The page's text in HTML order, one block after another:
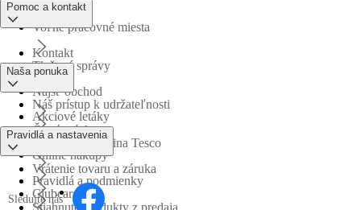
Voľné pracovné miesta
Tlačové správy
Náš prístup k udržateľnosti
Obchodná skupina Tesco
Pomoc a kontakt
Kontakt
Nájsť obchod
Časté otázky
Vrátenie tovaru a záruka
Stiahnuté produkty z predaja
Naša ponuka
Akciové letáky
Online nákupy
Clubcard
Pravidlá a nastavenia
Pravidlá a podmienky
Sledujte nás